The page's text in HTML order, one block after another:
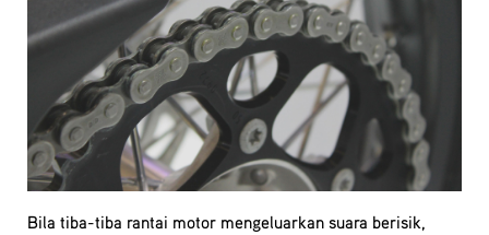
Bila tiba-tiba rantai motor mengeluarkan suara berisik,